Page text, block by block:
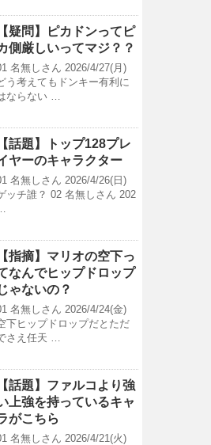
【疑問】ピカドンってピ
側厳しいってマジ？？
名無しさん 2026/4/27(月)
う考えてもドンキー有利に
ならない …
【話題】トップ128プレ
ヤーのキャラクター
名無しさん 2026/4/26(日)
ッチ誰？ 02 名無しさん 202
【指摘】マリオの空下っ
なんでヒップドロップ
ゃないの？
名無しさん 2026/4/24(金)
下ヒップドロップだとただ
さえ任天 …
【話題】ファルコより強
上強を持っているキャ
がこちら
名無しさん 2026/4/21(火)